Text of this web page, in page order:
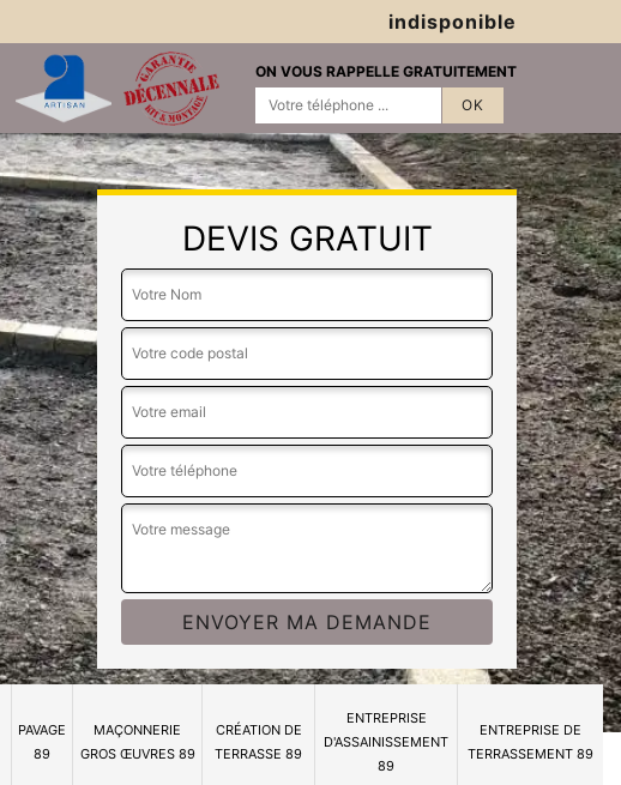
indisponible
ON VOUS RAPPELLE GRATUITEMENT
DEVIS GRATUIT
PAVAGE
89
MAÇONNERIE
GROS ŒUVRES 89
CRÉATION DE
TERRASSE 89
ENTREPRISE
D'ASSAINISSEMENT
89
ENTREPRISE DE
TERRASSEMENT 89